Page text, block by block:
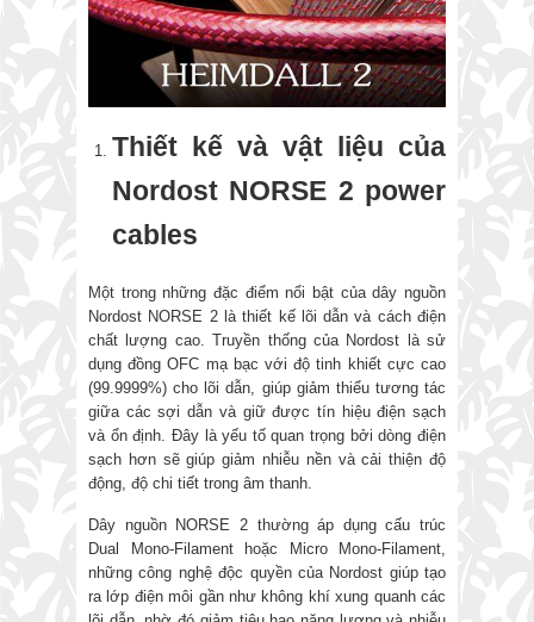
Thiết kế và vật liệu của
Nordost NORSE 2 power
cables
Một trong những đặc điểm nổi bật của dây nguồn
Nordost NORSE 2 là thiết kế lõi dẫn và cách điện
chất lượng cao. Truyền thống của Nordost là sử
dụng đồng OFC mạ bạc với độ tinh khiết cực cao
(99.9999%) cho lõi dẫn, giúp giảm thiểu tương tác
giữa các sợi dẫn và giữ được tín hiệu điện sạch
và ổn định. Đây là yếu tố quan trọng bởi dòng điện
sạch hơn sẽ giúp giảm nhiễu nền và cải thiện độ
động, độ chi tiết trong âm thanh.
Dây nguồn NORSE 2 thường áp dụng cấu trúc
Dual Mono-Filament hoặc Micro Mono-Filament,
những công nghệ độc quyền của Nordost giúp tạo
ra lớp điện môi gần như không khí xung quanh các